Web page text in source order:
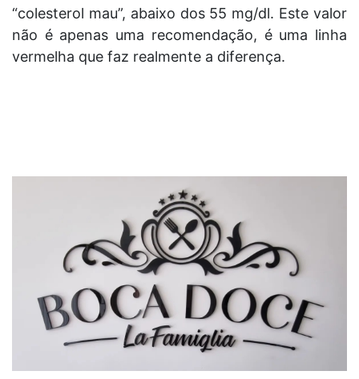
“colesterol mau”, abaixo dos 55 mg/dl. Este valor
não é apenas uma recomendação, é uma linha
vermelha que faz realmente a diferença.